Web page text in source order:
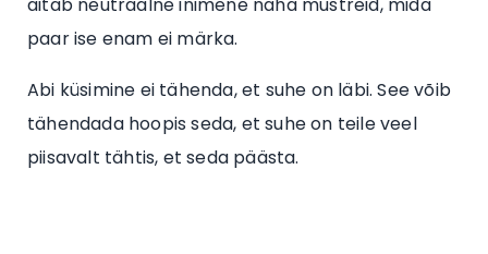
aitab neutraalne inimene näha mustreid, mida
paar ise enam ei märka.
Abi küsimine ei tähenda, et suhe on läbi. See võib
tähendada hoopis seda, et suhe on teile veel
piisavalt tähtis, et seda päästa.